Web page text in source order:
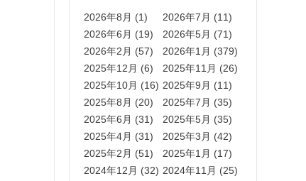
2026年8月 (1)
2026年7月 (11)
2026年6月 (19)
2026年5月 (71)
2026年2月 (57)
2026年1月 (379)
2025年12月 (6)
2025年11月 (26)
2025年10月 (16) 2025年9月 (11)
2025年8月 (20)
2025年7月 (35)
2025年6月 (31)
2025年5月 (35)
2025年4月 (31)
2025年3月 (42)
2025年2月 (51)
2025年1月 (17)
2024年12月 (32) 2024年11月 (25)